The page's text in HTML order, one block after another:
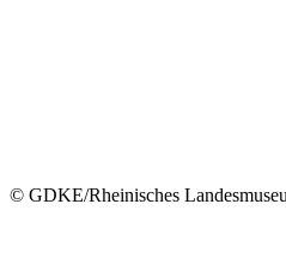
© GDKE/Rheinisches